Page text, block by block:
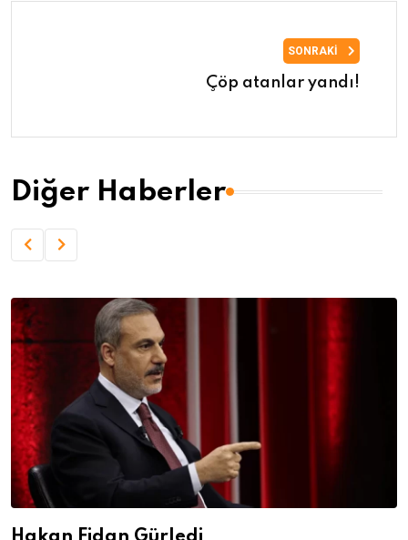
SONRAKI
Çöp atanlar yandı!
Diğer Haberler